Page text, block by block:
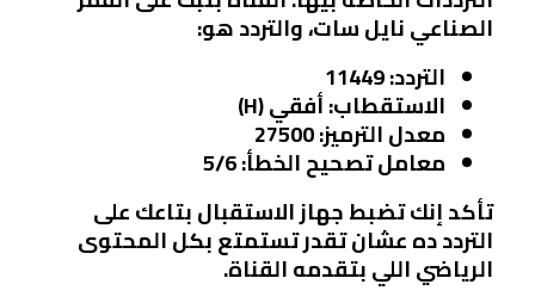
الصناعي نايل سات، والتردد هو:
التردد:
الاستقطاب:أفقي (H)
معدل الترميز:
معامل تصحيح الخطأ:
تأكد إنك تضبط جهاز الاستقبال بتاعك على
التردد ده عشان تقدر تستمتع بكل المحتوى
الرياضي اللي بتقدمه القناة.